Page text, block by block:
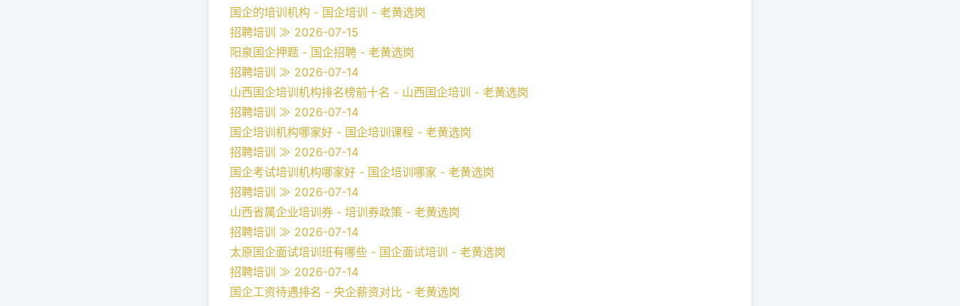
国企的培训机构 - 国企培训 - 老黄选岗
招聘培训 ≫ 2026-07-15
阳泉国企押题 - 国企招聘 - 老黄选岗
招聘培训 ≫ 2026-07-14
山西国企培训机构排名榜前十名 - 山西国企培训 - 老黄选岗
招聘培训 ≫ 2026-07-14
国企培训机构哪家好 - 国企培训课程 - 老黄选岗
招聘培训 ≫ 2026-07-14
国企考试培训机构哪家好 - 国企培训哪家 - 老黄选岗
招聘培训 ≫ 2026-07-14
山西省属企业培训券 - 培训券政策 - 老黄选岗
招聘培训 ≫ 2026-07-14
太原国企面试培训班有哪些 - 国企面试培训 - 老黄选岗
招聘培训 ≫ 2026-07-14
国企工资待遇排名 - 央企薪资对比 - 老黄选岗